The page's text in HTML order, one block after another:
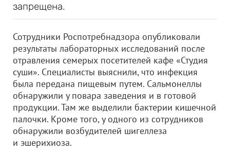
запрещена.
Сотрудники Роспотребнадзора опубликовали
результаты лабораторных исследований после
отравления семерых посетителей кафе «Студия
суши». Специалисты выяснили, что инфекция
была передана пищевым путем. Сальмонеллы
обнаружили у повара заведения и в готовой
продукции. Там же выделили бактерии кишечной
палочки. Кроме того, у одного из сотрудников
обнаружили возбудителей шигеллеза
и эшерихиоза.